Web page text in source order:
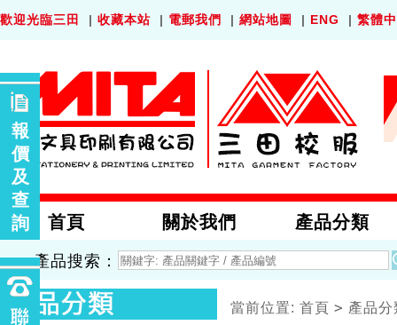
報
價
及
查
詢
歡迎光臨三田 | 收藏本站 | 電郵我們 | 網站地圖 | ENG | 繁體
首頁 關於我們 產品分類
產品搜索：
當前位置: 首頁 > 產品